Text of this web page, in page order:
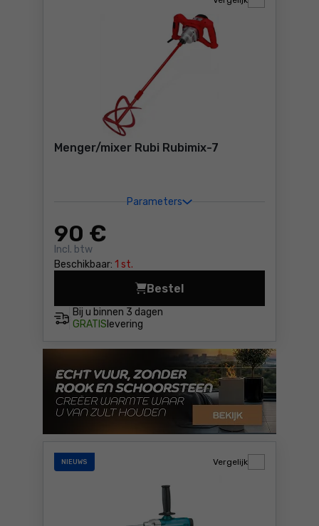
Menger/mixer Rubi Rubimix-7
Parameters
90 €
Incl. btw
Beschikbaar: 1 st.
Bij u binnen 3 dagen
GRATIS levering
Bestel
Menger/mixer Rubi
NIEUWS Vergelijk